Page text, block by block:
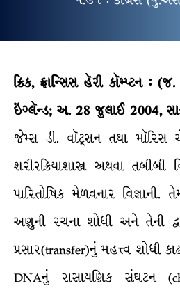
ક્રિક, ફ્રાન્સિસ હૅરી કૉમ્પ્ટન :
ઇંગ્લૅન્ડ; અ. 28 જુલાઈ 2004, સાન
જેમ્સ ડી. વૉટ્સન તથા મૉરિસ
શરીરક્રિયાશાસ્ત્ર અથવા
પારિતોષિક મેળવનાર
અણુની રચના શોધી અને તેની
પ્રસાર(transfer)નું મહત્ત્વ શોધી
DNAનું રાસાયણિક સંઘટન